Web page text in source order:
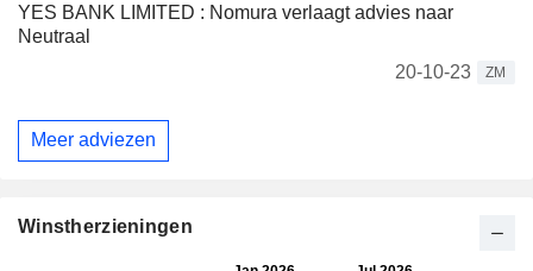
YES BANK LIMITED : Nomura verlaagt advies naar
Neutraal
20-10-23
ZM
Meer adviezen
Winstherzieningen